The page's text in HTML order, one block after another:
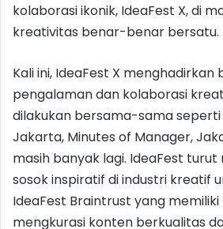
kolaborasi ikonik, IdeaFest X, di
kreativitas benar-benar bersatu.
Kali ini, IdeaFest X menghadirkan
pengalaman dan kolaborasi
dilakukan bersama-sama seperti
Jakarta, Minutes of Manager,
masih banyak lagi. IdeaFest
sosok inspiratif di industri kreatif
IdeaFest Braintrust yang
mengkurasi konten berkualitas